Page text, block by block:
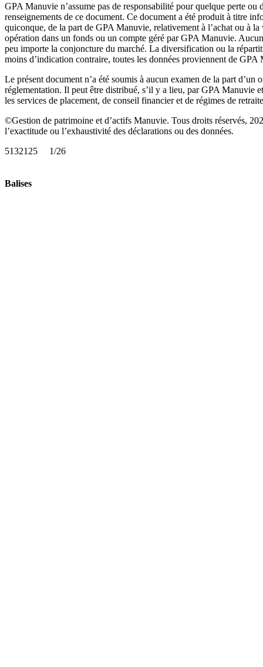
GPA Manuvie n’assume pas de responsabilité pour quelque perte
renseignements de ce document. Ce document a été produit à titre
quiconque, de la part de GPA Manuvie, relativement à l’achat ou à
opération dans un fonds ou un compte géré par GPA Manuvie.
peu importe la conjoncture du marché. La diversification ou la
moins d’indication contraire, toutes les données proviennent de GPA
Le présent document n’a été soumis à aucun examen de la part
réglementation. Il peut être distribué, s’il y a lieu, par GPA Manuvie
les services de placement, de conseil financier et de régimes de
©Gestion de patrimoine et d’actifs Manuvie. Tous droits réservés,
l’exactitude ou l’exhaustivité des déclarations ou des
Balises